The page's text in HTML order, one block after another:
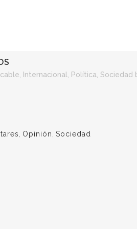
Internacional Política Sociedad
Opinión Sociedad